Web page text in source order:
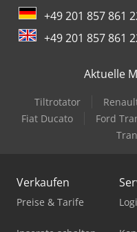
Holzkraft Bts 200
Holzkraft Hbs 533
Holzkraft Hbs 640 As
Holzkraft Hse 11-1100
Holzkraft Hwse 700 K
Holzkraft Kso 200
+49 201 857 861
+49 201 857 861
Aktuelle
Tiltrotator
Fiat Ducato
Ford
Verkaufen
Preise & Tarife